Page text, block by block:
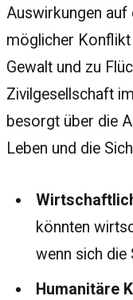
Auswirkungen auf
möglicher
Gewalt und zu
Zivilgesellschaft
besorgt über die
Leben und die
könnten
wenn sich die
Humanitäre